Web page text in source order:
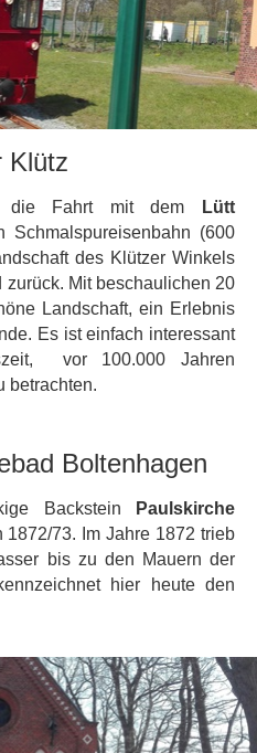
Klütz
die Fahrt mit dem
Lütt
Schmalspureisenbahn (600
des Klützer Winkels
Mit beschaulichen 20
Landschaft, ein Erlebnis
Es ist einfach interessant
vor 100.000 Jahren
betrachten.
Boltenhagen
Backstein
Paulskirche
73. Im Jahre 1872 trieb
bis zu den Mauern der
hier heute den